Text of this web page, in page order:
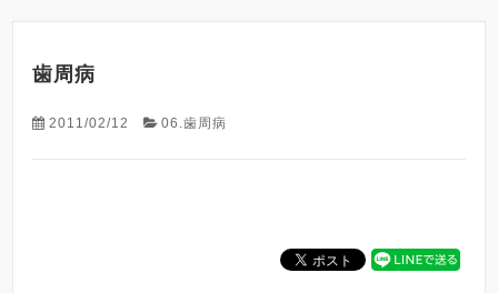
歯周病
2011/02/12 06.歯周病